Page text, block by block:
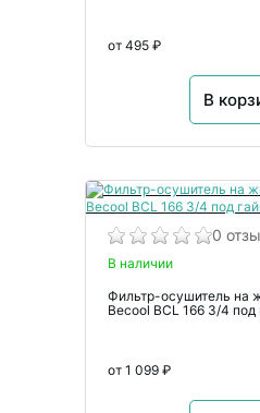
от 495 ₽
В
0
В наличии
Фильтр-осушитель на
Becool BCL 166 3/4 под
от 1 099 ₽